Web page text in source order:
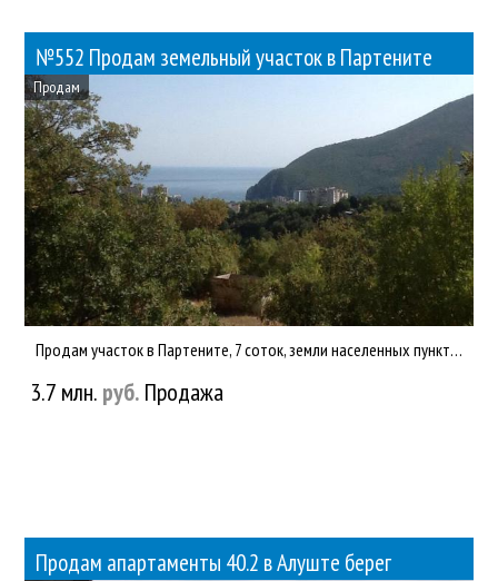
№552 Продам земельный участок в Партените
Продам
Продам участок в Партените, 7 соток, земли населенных пунктов, ИЖС. Участок ровный, квадратной формы, супер ви...
3.7 млн. руб. Продажа
Продам апартаменты 40.2 в Алуште берег